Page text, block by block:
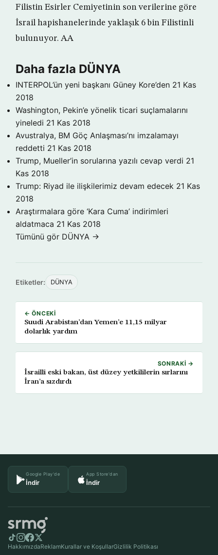
Filistin Esirler Cemiyetinin son verilerine göre
İsrail hapishanelerinde yaklaşık 6 bin Filistinli
bulunuyor. AA
Daha fazla DÜNYA
INTERPOL’ün yeni başkanı Güney Kore’den 21 Kas
2018
Washington, Pekin’e yönelik ticari suçlamalarını
yineledi 21 Kas 2018
Avustralya, BM Göç Anlaşması’nı imzalamayı
reddetti 21 Kas 2018
Trump, Mueller’in sorularına yazılı cevap verdi 21
Kas 2018
Trump: Riyad ile ilişkilerimiz devam edecek 21 Kas
2018
Araştırmalara göre ‘Kara Cuma’ indirimleri
aldatmaca 21 Kas 2018
Tümünü gör DÜNYA →
Etiketler: DÜNYA
← ÖNCEKI
Suudi Arabistan’dan Yemen’e 11,15 milyar
dolarlık yardım
SONRAKI →
İsrailli eski bakan, üst düzey yetkililerin sırlarını
İran’a sızdırdı
Google Play'de
İndir
App Store'dan
İndir
HakkımızdaReklamKurallar ve KoşullarGizlilik Politikası